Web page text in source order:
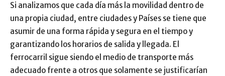
Si analizamos que cada día más la movilidad dentro de
una propia ciudad, entre ciudades y Países se tiene que
asumir de una forma rápida y segura en el tiempo y
garantizando los horarios de salida y llegada. El
ferrocarril sigue siendo el medio de transporte más
adecuado frente a otros que solamente se justificarían